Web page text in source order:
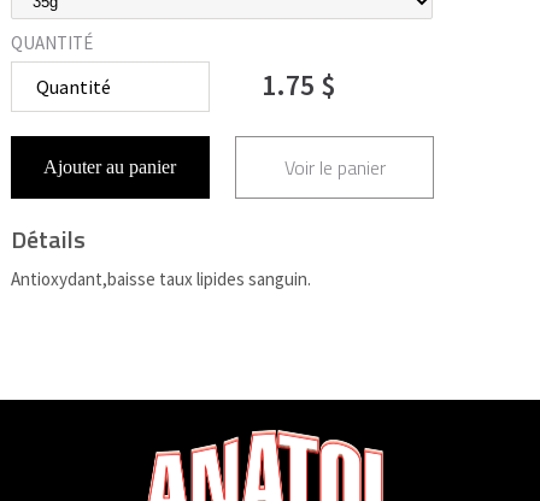
QUANTITÉ
1.75 $
Ajouter au panier Voir le panier
Détails
Antioxydant,baisse taux lipides sanguin.